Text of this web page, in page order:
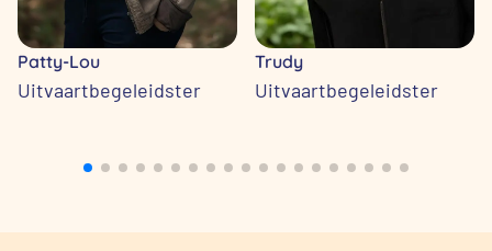
Patty-Lou
Uitvaartbegeleidster
Trudy
Uitvaartbegeleidster